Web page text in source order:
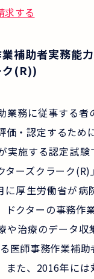
求する
補助者実務能
ク(R))
業務に従事する者
価・認定するため
実施する認定試験
ターズクラーク
に厚生労働省が病
ドクターの事務作
や治療のデータ収
医師事務作業補助
また、2016年には